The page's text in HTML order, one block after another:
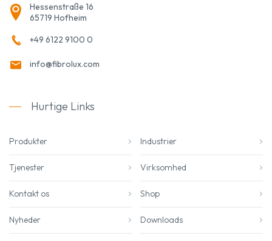
Hessenstraße 16
65719 Hofheim
+49 6122 9100 0
info@fibrolux.com
Hurtige Links
Produkter Industrier
Tjenester Virksomhed
Kontakt os Shop
Nyheder Downloads